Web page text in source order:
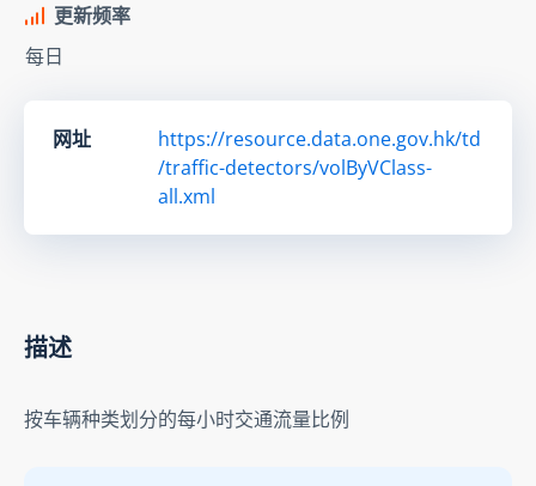
更新频率
每日
网址
https://resource.data.one.gov.hk/td
/traffic-detectors/volByVClass-
all.xml
描述
按车辆种类划分的每小时交通流量比例